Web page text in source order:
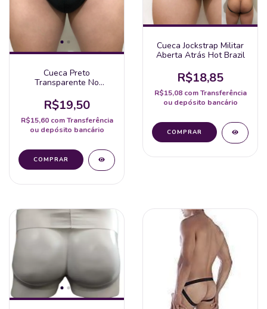
Cueca Preto
Transparente No
R$19,50
R$15,60 com Transferência
ou depósito bancário
Cueca Jockstrap Militar
Aberta Atrás Hot Brazil
R$18,85
R$15,08 com Transferência
ou depósito bancário